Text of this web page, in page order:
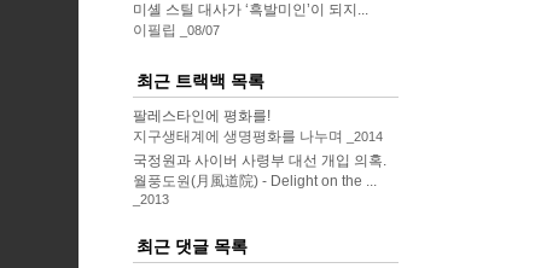
미셸 스틸 대사가 ‘흑발미인’이 되지...
이필립
08/07
최근 트랙백 목록
팔레스타인에 평화를!
지구생태계에 생명평화를 나누며
2014
국정원과 사이버 사령부 대선 개입 의혹.
월풍도원(月風道院) - Delight on the ...
2013
최근 댓글 목록